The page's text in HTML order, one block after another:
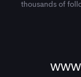
thousands of